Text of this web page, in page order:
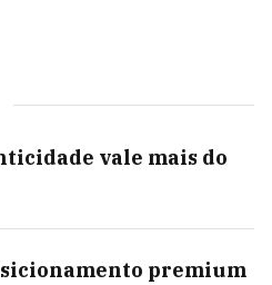
vale mais do
premium